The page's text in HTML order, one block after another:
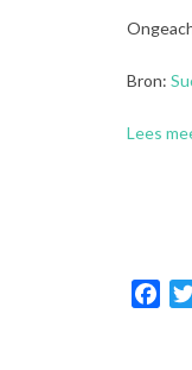
Bron:
Lees